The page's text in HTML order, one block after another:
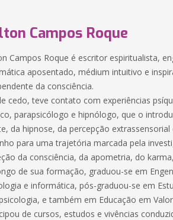
Campos Roque
Campos Roque é escritor espiritualista,
aposentado, médium intuitivo e
da consciência.
cedo, teve contato com experiências
parapsicólogo e hipnólogo, que o
da hipnose, da percepção
para uma trajetória marcada pela
da consciência, da apometria, do
de sua formação, graduou-se em
e informática, pós-graduou-se em
e também em Educação em
de cursos, estudos e vivências